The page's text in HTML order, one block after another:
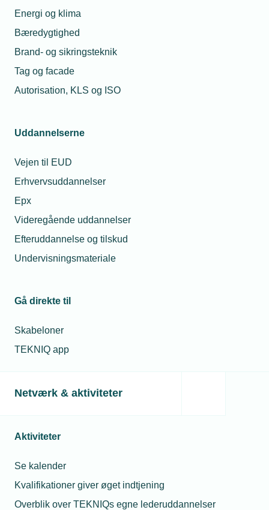
Energi og klima
Bæredygtighed
Brand- og sikringsteknik
Tag og facade
Autorisation, KLS og ISO
Uddannelserne
Vejen til EUD
Erhvervsuddannelser
Epx
Videregående uddannelser
Efteruddannelse og tilskud
Undervisningsmateriale
Gå direkte til
Skabeloner
TEKNIQ app
Netværk & aktiviteter
Aktiviteter
Se kalender
Kvalifikationer giver øget indtjening
Overblik over TEKNIQs egne lederuddannelser